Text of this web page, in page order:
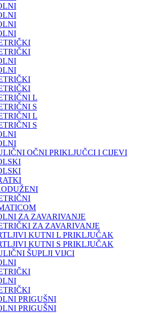
L
S
L
S
OČNI PRIKLJUČCI I CIJEVI
ZA ZAVARIVANJE
ZA ZAVARIVANJE
KUTNI L PRIKLJUČAK
KUTNI S PRIKLJUČAK
ŠUPLJI VIJCI
PRIGUŠNI
PRIGUŠNI